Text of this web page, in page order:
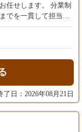
考慮の上、決定いた
任せします。 分業制
でを一貫して担当で
なる瞬間まで責任を
潜在的なニーズや経
、寸法や光の入り
、「機能性」と「デ
ョ
了日：2026年08月21日